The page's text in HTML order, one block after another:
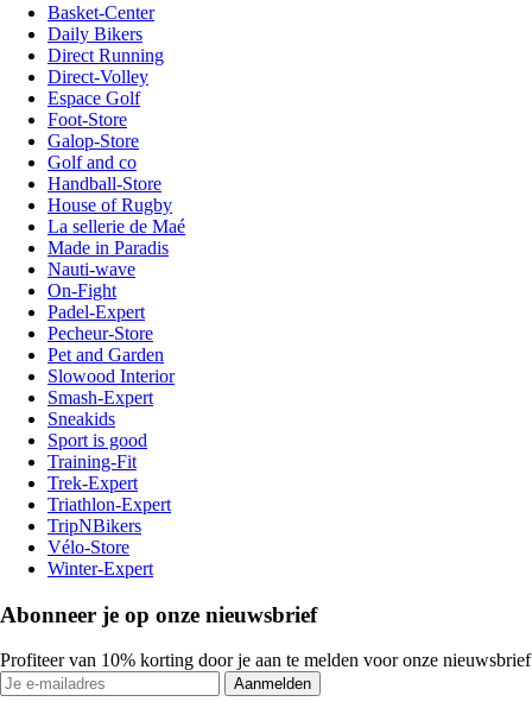
Basket-Center
Daily Bikers
Direct Running
Direct-Volley
Espace Golf
Foot-Store
Galop-Store
Golf and co
Handball-Store
House of Rugby
La sellerie de Maé
Made in Paradis
Nauti-wave
On-Fight
Padel-Expert
Pecheur-Store
Pet and Garden
Slowood Interior
Smash-Expert
Sneakids
Sport is good
Training-Fit
Trek-Expert
Triathlon-Expert
TripNBikers
Vélo-Store
Winter-Expert
Abonneer je op onze nieuwsbrief
Profiteer van 10% korting door je aan te melden voor onze nieuwsbrief
Aanmelden